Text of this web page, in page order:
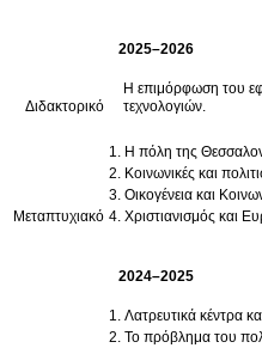
2025–2026
Διδακτορικό
Η επιμόρφωση του
τεχνολογιών.
Μεταπτυχιακό
Η πόλη της
Κοινωνικές και
Οικογένεια και
Χριστιανισμός και
2024–2025
Λατρευτικά κέντρα
Το πρόβλημα του